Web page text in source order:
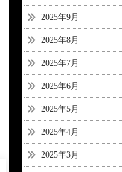
2025年9月
2025年8月
2025年7月
2025年6月
2025年5月
2025年4月
2025年3月